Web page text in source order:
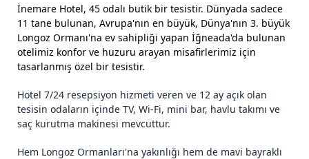
İnemare Hotel, 45 odalı butik bir tesistir. Dünyada sadece
11 tane bulunan, Avrupa'nın en büyük, Dünya'nın 3. büyük
Longoz Ormanı'na ev sahipliği yapan İğneada'da bulunan
otelimiz konfor ve huzuru arayan misafirlerimiz için
tasarlanmış özel bir tesistir.
Hotel 7/24 resepsiyon hizmeti veren ve 12 ay açık olan
tesisin odaların içinde TV, Wi-Fi, mini bar, havlu takımı ve
saç kurutma makinesi mevcuttur.
Hem Longoz Ormanları'na yakınlığı hem de mavi bayraklı